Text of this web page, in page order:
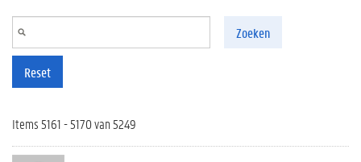
Zoeken
Reset
Items 5161 - 5170 van 5249